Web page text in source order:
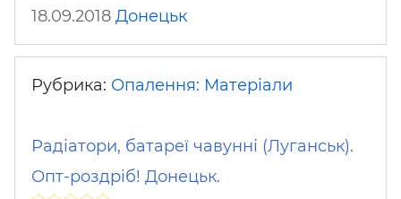
18.09.2018 Донецьк
Рубрика: Опалення: Матеріали
Радіатори, батареї чавунні (Луганськ).
Опт-роздріб! Донецьк.